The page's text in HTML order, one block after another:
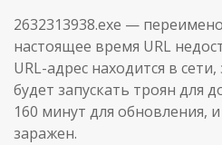
2632313938.exe —
настоящее время URL
URL-адрес находится в
будет запускать троян для
160 минут для обновления,
заражен.